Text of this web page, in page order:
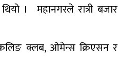
। महानगरले रात्री बजार
क्लब, ओमेन्स क्रिएसन र